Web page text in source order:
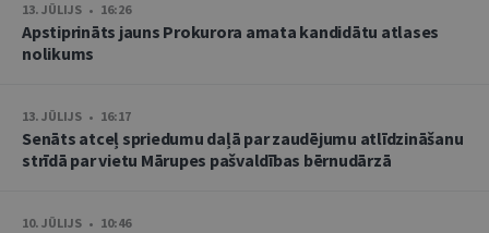
13. JŪLIJS • 16:26
Apstiprināts jauns Prokurora amata kandidātu atlases
nolikums
13. JŪLIJS • 16:17
Senāts atceļ spriedumu daļā par zaudējumu atlīdzināšanu
strīdā par vietu Mārupes pašvaldības bērnudārzā
10. JŪLIJS • 10:46